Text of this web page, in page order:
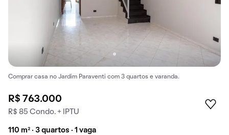
Comprar casa no Jardim Paraventi com 3 quartos e varanda.
R$ 763.000
R$ 85 Condo. + IPTU
110 m² · 3 quartos · 1 vaga